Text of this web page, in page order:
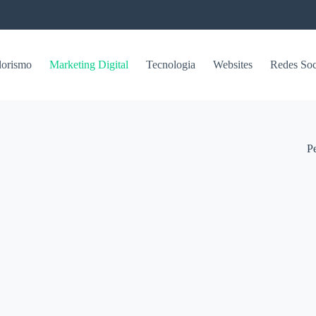
Marketing Digital Tecnologia Websites Redes